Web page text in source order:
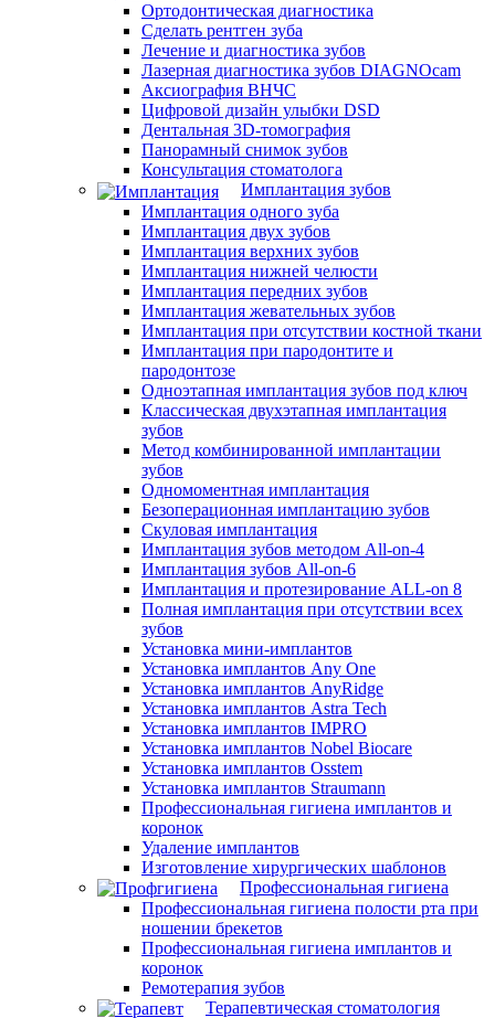
Ортодонтическая диагностика
Сделать рентген зуба
Лечение и диагностика зубов
Лазерная диагностика зубов DIAGNOcam
Аксиография ВНЧС
Цифровой дизайн улыбки DSD
Дентальная 3D-томография
Панорамный снимок зубов
Консультация стоматолога
Имплантация зубов
Имплантация одного зуба
Имплантация двух зубов
Имплантация верхних зубов
Имплантация нижней челюсти
Имплантация передних зубов
Имплантация жевательных зубов
Имплантация при отсутствии костной ткани
Имплантация при пародонтите и
пародонтозе
Одноэтапная имплантация зубов под ключ
Классическая двухэтапная имплантация
зубов
Метод комбинированной имплантации
зубов
Одномоментная имплантация
Безоперационная имплантацию зубов
Скуловая имплантация
Имплантация зубов методом All-on-4
Имплантация зубов All-on-6
Имплантация и протезирование ALL-on 8
Полная имплантация при отсутствии всех
зубов
Установка мини-имплантов
Установка имплантов Any One
Установка имплантов AnyRidge
Установка имплантов Astra Tech
Установка имплантов IMPRO
Установка имплантов Nobel Biocare
Установка имплантов Osstem
Установка имплантов Straumann
Профессиональная гигиена имплантов и
коронок
Удаление имплантов
Изготовление хирургических шаблонов
Профессиональная гигиена
Профессиональная гигиена полости рта при
ношении брекетов
Профессиональная гигиена имплантов и
коронок
Ремотерапия зубов
Терапевтическая стоматология